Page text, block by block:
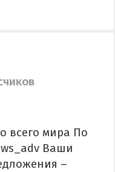
всего мира По
Ваши
–